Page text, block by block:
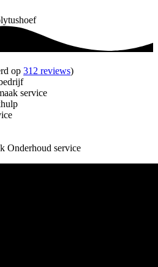
op 312 reviews)